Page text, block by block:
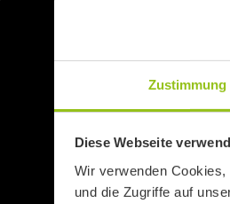
Zustimmung
Diese Webseite
Wir verwenden
und die Zugriffe auf